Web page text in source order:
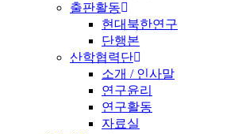
출판활동
현대북한연구
단행본
산학협력단
소개 / 인사말
연구윤리
연구활동
자료실